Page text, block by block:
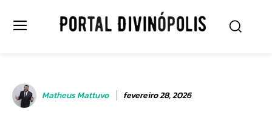
Matheus Mattuvo fevereiro 28, 2026